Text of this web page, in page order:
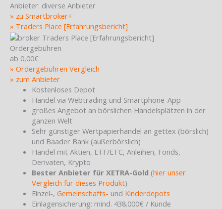
Anbieter: diverse Anbieter
» zu Smartbroker+
» Traders Place [Erfahrungsbericht]
Ordergebühren
ab 0,00€
» Ordergebühren Vergleich
» zum Anbieter
Kostenloses Depot
Handel via Webtrading und Smartphone-App
großes Angebot an börslichen Handelsplätzen in der
ganzen Welt
Sehr günstiger Wertpapierhandel an gettex (börslich)
und Baader Bank (außerbörslich)
Handel mit Aktien, ETF/ETC, Anleihen, Fonds,
Derivaten, Krypto
Bester Anbieter für XETRA-Gold (hier unser
Vergleich für dieses Produkt)
Einzel-, Gemeinschafts- und Kinderdepots
Einlagensicherung: mind. 438.000€ / Kunde